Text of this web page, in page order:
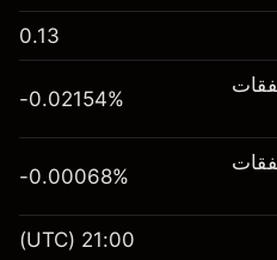
من خلال عقود
0.13
-0.02154%
-0.00068%
21:00
(UTC)